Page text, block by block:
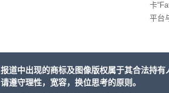
卡
平台
报道中出现的商标及图像版权属于其合法持
请遵守理性，宽容，换位思考的原则。